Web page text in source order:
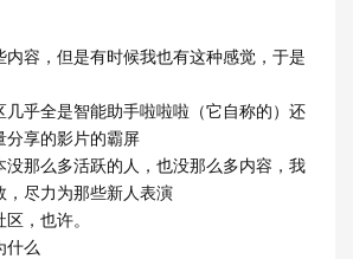
内容，但是有时候我也有这种感觉，于是
几乎全是智能助手啦啦啦（它自称的）还
分享的影片的霸屏
没那么多活跃的人，也没那么多内容，我
，尽力为那些新人表演
，也许。
什么